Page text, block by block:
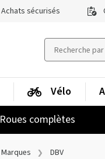
Achats sécurisés
Roues complètes
Vélo
Marques DBV